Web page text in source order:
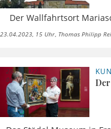
Der Wallfahrtsort
23.04.2023, 15 Uhr Thomas Philipp
28.11.2022,
08 Uhr
Vorabmeldung